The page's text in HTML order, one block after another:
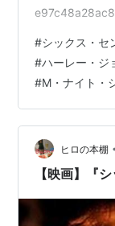
#シックス・セ
#ハーレー・ジ
#M・ナイト・
ヒロの本棚
【映画】『